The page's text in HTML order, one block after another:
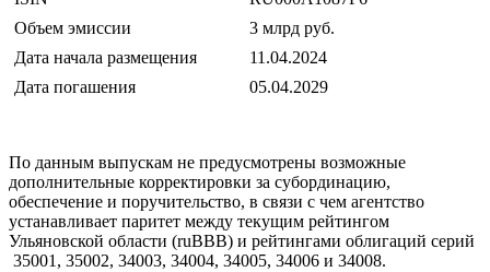
Объем эмиссии
3 млрд руб.
Дата начала размещения
11.04.2024
Дата погашения
05.04.2029
По данным выпускам не предусмотрены возможные
дополнительные корректировки за субординацию,
обеспечение и поручительство, в связи с чем агентство
устанавливает паритет между текущим рейтингом
Ульяновской области (ruBBB) и рейтингами облигаций серий
35001, 35002, 34003, 34004, 34005, 34006 и 34008.